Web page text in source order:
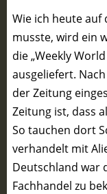
Wie ich heute auf
musste, wird ein
die „Weekly
ausgeliefert.
der Zeitung
Zeitung ist, dass
So tauchen dort
verhandelt mit
Deutschland war
Fachhandel zu